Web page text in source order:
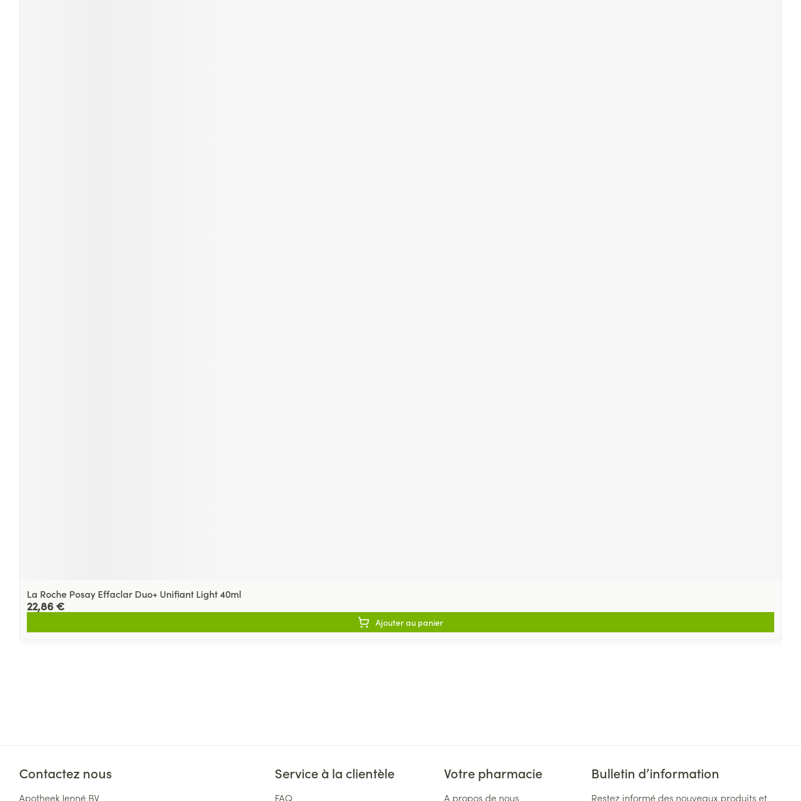
La Roche Posay Effaclar Duo+ Unifiant Light 40ml
22,86 €
Ajouter au panier
Contactez nous
Apotheek Jenné BV
Service à la clientèle
FAQ
Votre pharmacie
A propos de nous
Bulletin d’information
Restez informé des nouveaux produits et